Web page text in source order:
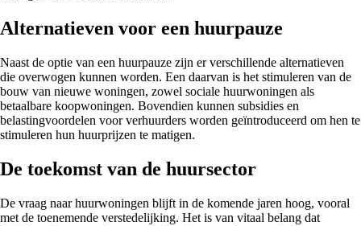
Alternatieven voor een huurpauze
Naast de optie van een huurpauze zijn er verschillende alternatieven
die overwogen kunnen worden. Een daarvan is het stimuleren van de
bouw van nieuwe woningen, zowel sociale huurwoningen als
betaalbare koopwoningen. Bovendien kunnen subsidies en
belastingvoordelen voor verhuurders worden geïntroduceerd om hen te
stimuleren hun huurprijzen te matigen.
De toekomst van de huursector
De vraag naar huurwoningen blijft in de komende jaren hoog, vooral
met de toenemende verstedelijking. Het is van vitaal belang dat